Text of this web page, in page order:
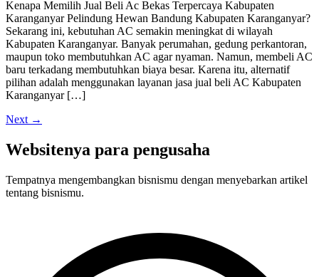
Kenapa Memilih Jual Beli Ac Bekas Terpercaya Kabupaten
Karanganyar Pelindung Hewan Bandung Kabupaten Karanganyar?
Sekarang ini, kebutuhan AC semakin meningkat di wilayah
Kabupaten Karanganyar. Banyak perumahan, gedung perkantoran,
maupun toko membutuhkan AC agar nyaman. Namun, membeli AC
baru terkadang membutuhkan biaya besar. Karena itu, alternatif
pilihan adalah menggunakan layanan jasa jual beli AC Kabupaten
Karanganyar […]
Next →
Websitenya para pengusaha
Tempatnya mengembangkan bisnismu dengan menyebarkan artikel
tentang bisnismu.